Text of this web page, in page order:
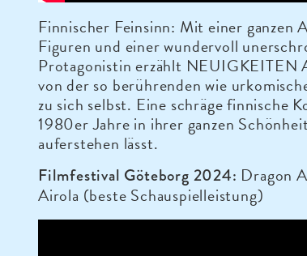
Finnischer Feinsinn: Mit einer ganzen
Figuren und einer wundervoll
Protagonistin erzählt NEUIGKEITEN
von der so berührenden wie
zu sich selbst. Eine schräge finnische
1980er Jahre in ihrer ganzen
auferstehen lässt.
Filmfestival Göteborg 2024: Dragon
Airola (beste Schauspielleistung)